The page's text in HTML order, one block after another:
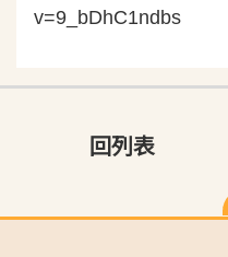
v=9_bDhC1ndbs
回列表